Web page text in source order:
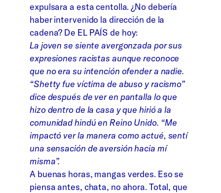
expulsara a esta centolla. ¿No debería
haber intervenido la dirección de la
cadena? De EL PAÍS de hoy:
La joven se siente avergonzada por sus
expresiones racistas aunque reconoce
que no era su intención ofender a nadie.
“Shetty fue víctima de abuso y racismo”
dice después de ver en pantalla lo que
hizo dentro de la casa y que hirió a la
comunidad hindú en Reino Unido. “Me
impactó ver la manera como actué, sentí
una sensación de aversión hacia mí
misma”.
A buenas horas, mangas verdes. Eso se
piensa antes, chata, no ahora. Total, que